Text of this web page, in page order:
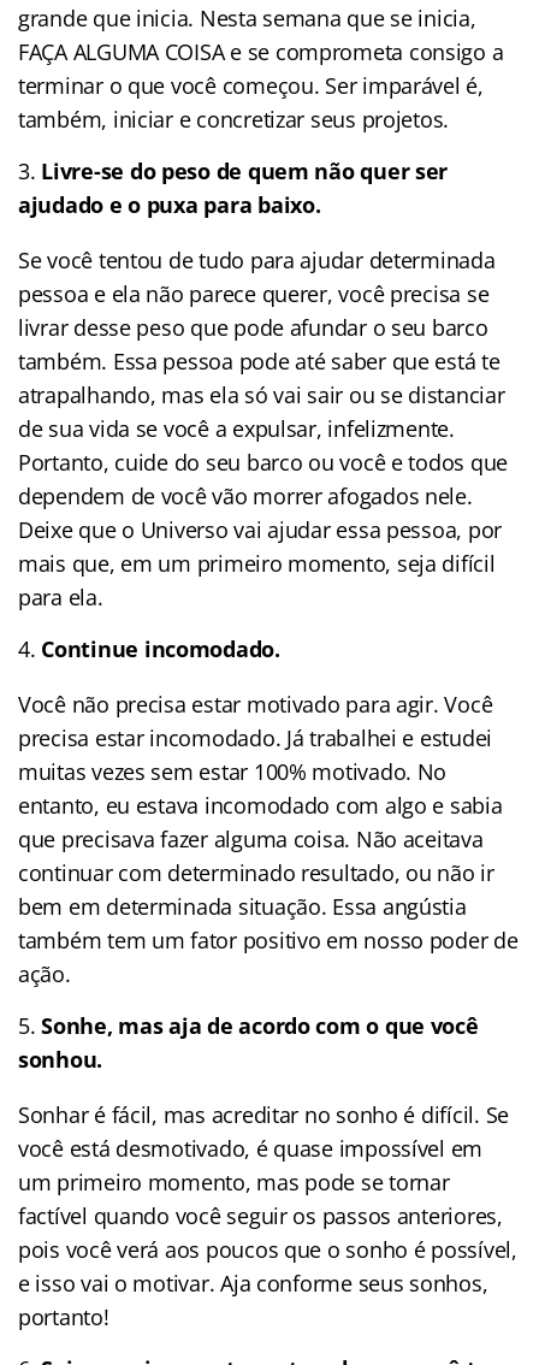
grande que inicia. Nesta semana que se inicia,
FAÇA ALGUMA COISA e se comprometa consigo a
terminar o que você começou. Ser imparável é,
também, iniciar e concretizar seus projetos.
Livre-se do peso de quem não quer ser
ajudado e o puxa para baixo.
Se você tentou de tudo para ajudar determinada
pessoa e ela não parece querer, você precisa se
livrar desse peso que pode afundar o seu barco
também. Essa pessoa pode até saber que está te
atrapalhando, mas ela só vai sair ou se distanciar
de sua vida se você a expulsar, infelizmente.
Portanto, cuide do seu barco ou você e todos que
dependem de você vão morrer afogados nele.
Deixe que o Universo vai ajudar essa pessoa, por
mais que, em um primeiro momento, seja difícil
para ela.
Continue incomodado.
Você não precisa estar motivado para agir. Você
precisa estar incomodado. Já trabalhei e estudei
muitas vezes sem estar 100% motivado. No
entanto, eu estava incomodado com algo e sabia
que precisava fazer alguma coisa. Não aceitava
continuar com determinado resultado, ou não ir
bem em determinada situação. Essa angústia
também tem um fator positivo em nosso poder de
ação.
Sonhe, mas aja de acordo com o que você
sonhou.
Sonhar é fácil, mas acreditar no sonho é difícil. Se
você está desmotivado, é quase impossível em
um primeiro momento, mas pode se tornar
factível quando você seguir os passos anteriores,
pois você verá aos poucos que o sonho é possível,
e isso vai o motivar. Aja conforme seus sonhos,
portanto!